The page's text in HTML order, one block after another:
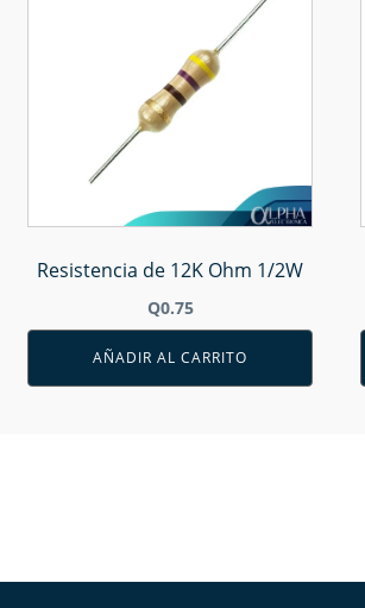
Resistencia de 12K Ohm 1/2W
Q0.75
AÑADIR AL CARRITO